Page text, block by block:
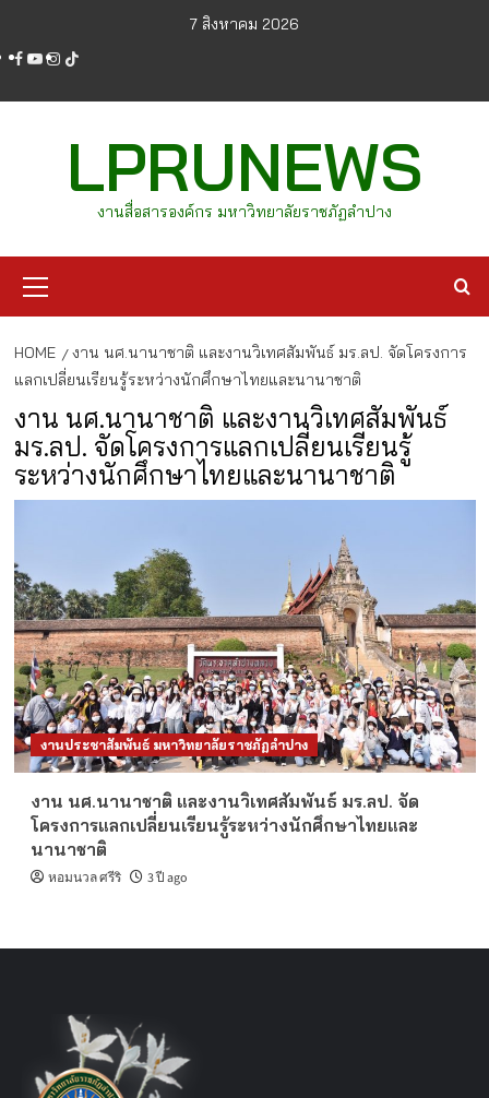
content
7 สิงหาคม 2026
facebook
youtube
instagram
tiktok
LPRUNEWS
งานสื่อสารองค์กร มหาวิทยาลัยราชภัฏลำปาง
Menu
HOME
งาน นศ.นานาชาติ และงานวิเทศสัมพันธ์ มร.ลป. จัดโครงการ
แลกเปลี่ยนเรียนรู้ระหว่างนักศึกษาไทยและนานาชาติ
งาน นศ.นานาชาติ และงานวิเทศสัมพันธ์
มร.ลป. จัดโครงการแลกเปลี่ยนเรียนรู้
ระหว่างนักศึกษาไทยและนานาชาติ
งานประชาสัมพันธ์ มหาวิทยาลัยราชภัฏลำปาง
งาน นศ.นานาชาติ และงานวิเทศสัมพันธ์ มร.ลป. จัด
โครงการแลกเปลี่ยนเรียนรู้ระหว่างนักศึกษาไทยและ
นานาชาติ
หอมนวล ศรีริ 3 ปี ago